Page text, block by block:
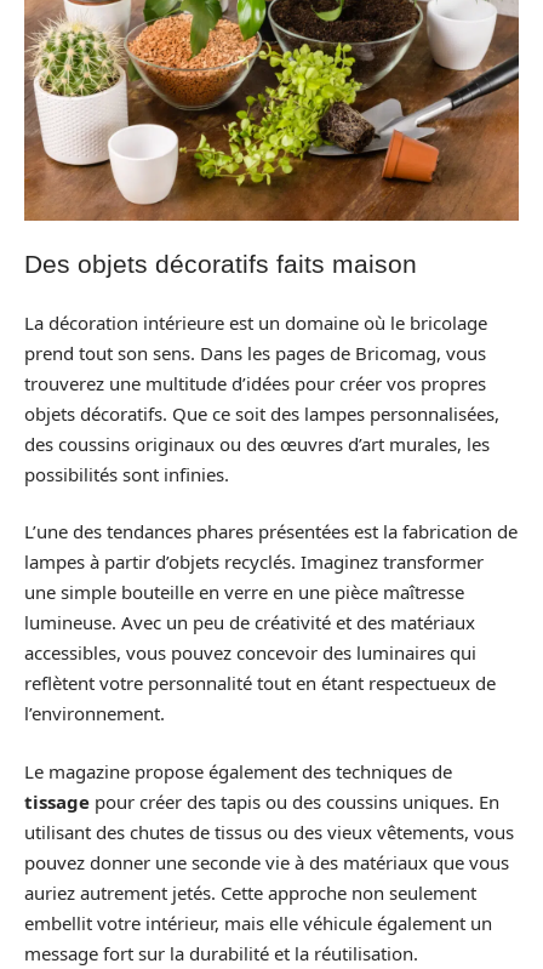
Des objets décoratifs faits maison
La décoration intérieure est un domaine où le bricolage
prend tout son sens. Dans les pages de Bricomag, vous
trouverez une multitude d’idées pour créer vos propres
objets décoratifs. Que ce soit des lampes personnalisées,
des coussins originaux ou des œuvres d’art murales, les
possibilités sont infinies.
L’une des tendances phares présentées est la fabrication de
lampes à partir d’objets recyclés. Imaginez transformer
une simple bouteille en verre en une pièce maîtresse
lumineuse. Avec un peu de créativité et des matériaux
accessibles, vous pouvez concevoir des luminaires qui
reflètent votre personnalité tout en étant respectueux de
l’environnement.
Le magazine propose également des techniques de
tissage pour créer des tapis ou des coussins uniques. En
utilisant des chutes de tissus ou des vieux vêtements, vous
pouvez donner une seconde vie à des matériaux que vous
auriez autrement jetés. Cette approche non seulement
embellit votre intérieur, mais elle véhicule également un
message fort sur la durabilité et la réutilisation.